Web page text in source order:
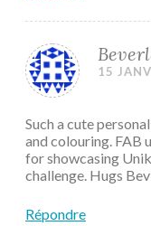
15
Such a cute
and colouring. FAB
for showcasing
challenge. Hugs
Répondre